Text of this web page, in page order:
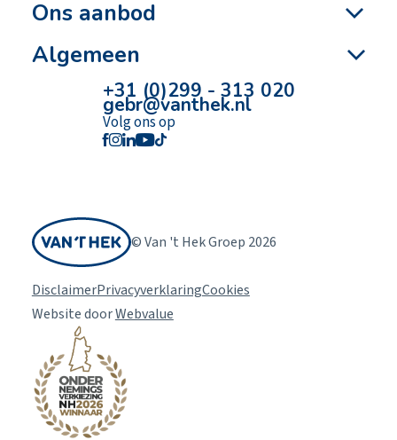
Ons aanbod
Algemeen
+31 (0)299 - 313 020
gebr@vanthek.nl
Volg ons op
© Van 't Hek Groep 2026
DisclaimerPrivacyverklaringCookies
Website doorWebvalue